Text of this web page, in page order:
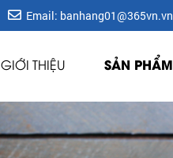
Email: banhang01@365vn.vn
GIỚI THIỆU SẢN PHẨM